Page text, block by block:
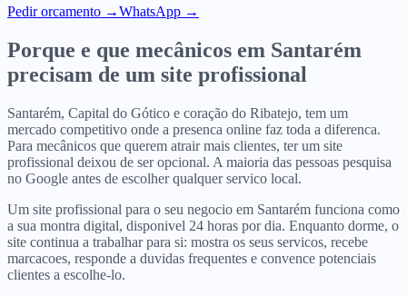
Pedir orcamento →WhatsApp →
Porque e que mecânicos em Santarém
precisam de um site profissional
Santarém, Capital do Gótico e coração do Ribatejo, tem um
mercado competitivo onde a presenca online faz toda a diferenca.
Para mecânicos que querem atrair mais clientes, ter um site
profissional deixou de ser opcional. A maioria das pessoas pesquisa
no Google antes de escolher qualquer servico local.
Um site profissional para o seu negocio em Santarém funciona como
a sua montra digital, disponivel 24 horas por dia. Enquanto dorme, o
site continua a trabalhar para si: mostra os seus servicos, recebe
marcacoes, responde a duvidas frequentes e convence potenciais
clientes a escolhe-lo.